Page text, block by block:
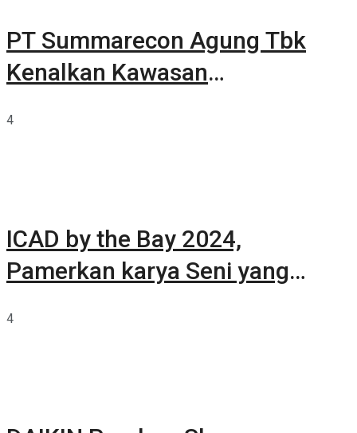
PT Summarecon Agung Tbk
Kenalkan Kawasan
4
ICAD by the Bay 2024,
Pamerkan karya Seni yang
4